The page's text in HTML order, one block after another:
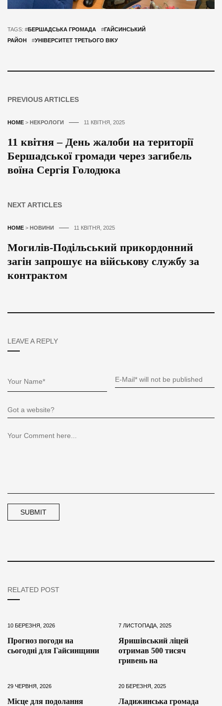
TAGS: #БЕРШАДСЬКА ГРОМАДА #ГАЙСИНСЬКИЙ
РАЙОН
#УНІВЕРСИТЕТ ТРЕТЬОГО ВІКУ
PREVIOUS ARTICLES
HOME > НЕКРОЛОГИ 11 КВІТНЯ, 2025
11 квітня – День жалоби на території
Бершадської громади через загибель
воїна Сергія Голодюка
NEXT ARTICLES
HOME > НОВИНИ 11 КВІТНЯ, 2025
Могилів-Подільський прикордонний
загін запрошує на військову службу за
контрактом
LEAVE A REPLY
RELATED POST
10 БЕРЕЗНЯ, 2026
Прогноз погоди на
сьогодні для Гайсинщини
7 ЛИСТОПАДА, 2025
Яришівський ліцей
отримав 500 тисяч
гривень на
29 ЧЕРВНЯ, 2026
Місце для подолання
20 БЕРЕЗНЯ, 2025
Ладижинська громада